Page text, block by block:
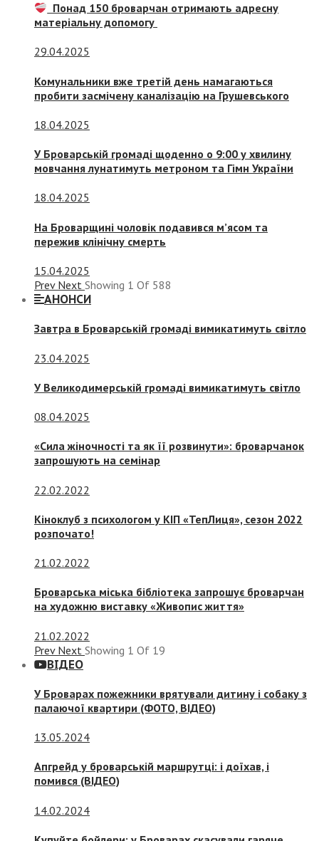
Понад 150 броварчан отримають адресну
матеріальну допомогу
29.04.2025
Комунальники вже третій день намагаються
пробити засмічену каналізацію на Грушевського
18.04.2025
У Броварській громаді щоденно о 9:00 у хвилину
мовчання лунатимуть метроном та Гімн України
18.04.2025
На Броварщині чоловік подавився м’ясом та
пережив клінічну смерть
15.04.2025
Prev Next Showing 1 Of 588
АНОНСИ
Завтра в Броварській громаді вимикатимуть світло
23.04.2025
У Великодимерській громаді вимикатимуть світло
08.04.2025
«Сила жіночності та як її розвинути»: броварчанок
запрошують на семінар
22.02.2022
Кіноклуб з психологом у КІП «ТепЛиця», сезон 2022
розпочато!
21.02.2022
Броварська міська бібліотека запрошує броварчан
на художню виставку «Живопис життя»
21.02.2022
Prev Next Showing 1 Of 19
ВІДЕО
У Броварах пожежники врятували дитину і собаку з
палаючої квартири (ФОТО, ВІДЕО)
13.05.2024
Апгрейд у броварській маршрутці: і доїхав, і
помився (ВІДЕО)
14.02.2024